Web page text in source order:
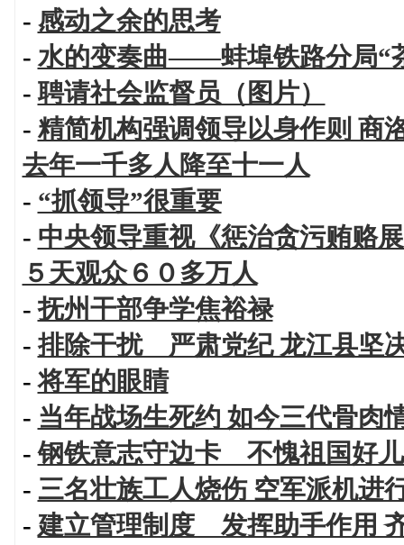
- 感动之余的思考
- 水的变奏曲——蚌埠铁路分局“
-聘请社会监督员（图片）
- 精简机构强调领导以身作则 商
去年一千多人降至十一人
- “抓领导”很重要
- 中央领导重视《惩治贪污贿赂
５天观众６０多万人
-抚州干部争学焦裕禄
-排除干扰 严肃党纪 龙江县坚
-将军的眼睛
- 当年战场生死约 如今三代骨肉
-钢铁意志守边卡 不愧祖国好
- 三名壮族工人烧伤 空军派机进
- 建立管理制度 发挥助手作用